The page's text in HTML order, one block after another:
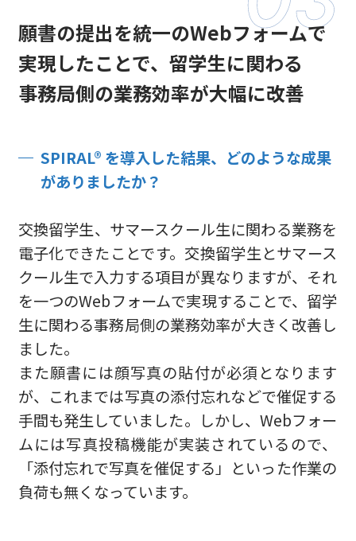
願書の提出を統一のWebフォームで
実現したことで、 留学生に関わる
事務局側の業務効率が大幅に改善
SPIRAL® を導入した結果、どのような成果
がありましたか？
交換留学生、サマースクール生に関わる業務を
電子化できたことです。交換留学生とサマース
クール生で入力する項目が異なりますが、それ
を一つのWebフォームで実現することで、留学
生に関わる事務局側の業務効率が大きく改善し
ました。
また願書には顔写真の貼付が必須となります
が、これまでは写真の添付忘れなどで催促する
手間も発生していました。しかし、Webフォー
ムには写真投稿機能が実装されているので、
「添付忘れで写真を催促する」といった作業の
負荷も無くなっています。